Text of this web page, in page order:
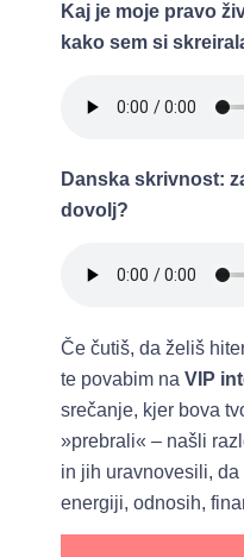
Kaj je moje pravo
kako sem si
Danska skrivnost:
dovolj?
Če čutiš, da želiš
te povabim na VIP
srečanje, kjer bova
»prebrali« – našli
in jih uravnovesili,
energiji, odnosih,